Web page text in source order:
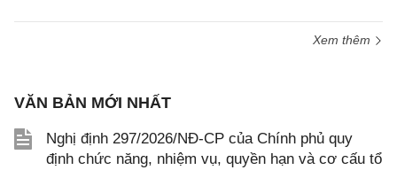
Xem thêm
VĂN BẢN MỚI NHẤT
Nghị định 297/2026/NĐ-CP của Chính phủ quy
định chức năng, nhiệm vụ, quyền hạn và cơ cấu tổ